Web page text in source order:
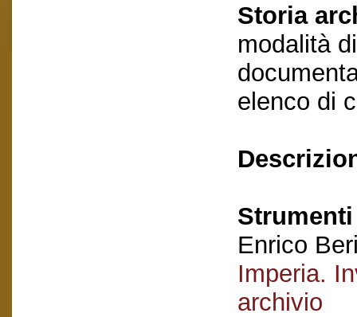
Storia
modalità
elenco di
Enrico
Imperia.
archivio